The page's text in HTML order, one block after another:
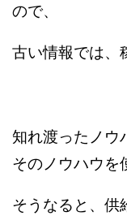
ので、
古い情報では、
知れ渡ったノウ
そのノウハウを
そうなると、供